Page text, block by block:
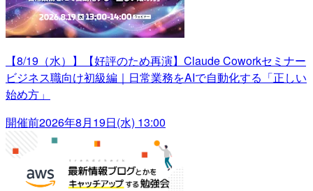
【8/19（水）】【好評のため再演】Claude Coworkセミナー
ビジネス職向け初級編｜日常業務をAIで自動化する「正しい
始め方」
開催前2026年8月19日(水) 13:00